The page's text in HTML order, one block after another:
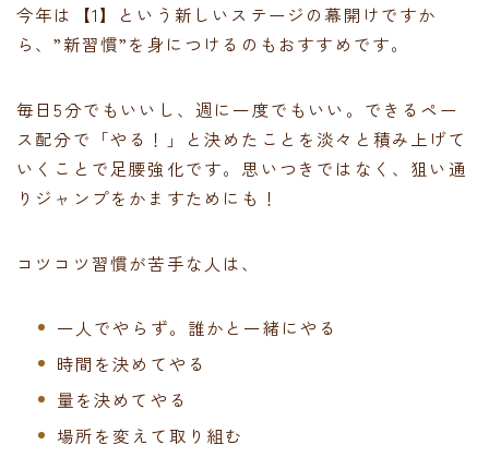
今年は【1】という新しいステージの幕開けですか
ら、”新習慣”を身につけるのもおすすめです。
毎日5分でもいいし、週に一度でもいい。できるペー
ス配分で「やる！」と決めたことを淡々と積み上げて
いくことで足腰強化です。思いつきではなく、狙い通
りジャンプをかますためにも！
コツコツ習慣が苦手な人は、
一人でやらず。誰かと一緒にやる
時間を決めてやる
量を決めてやる
場所を変えて取り組む